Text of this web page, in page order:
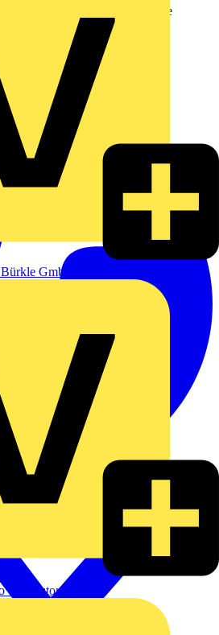
Bürkle GmbH & Co. KG
distributor GmbH
und erhalten Sie stets aktuelle
Datenschutzerklärung